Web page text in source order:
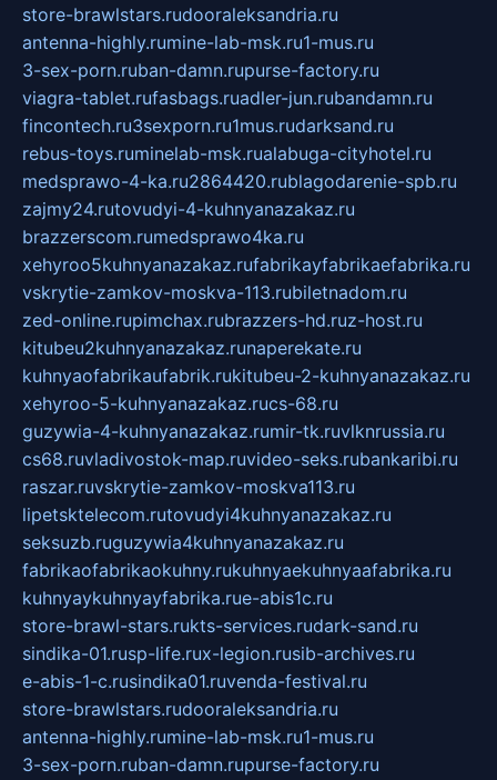
store-brawlstars.rudooraleksandria.ru
antenna-highly.rumine-lab-msk.ru1-mus.ru
3-sex-porn.ruban-damn.rupurse-factory.ru
viagra-tablet.rufasbags.ruadler-jun.rubandamn.ru
fincontech.ru3sexporn.ru1mus.rudarksand.ru
rebus-toys.ruminelab-msk.rualabuga-cityhotel.ru
medsprawo-4-ka.ru2864420.rublagodarenie-spb.ru
zajmy24.rutovudyi-4-kuhnyanazakaz.ru
brazzerscom.rumedsprawo4ka.ru
xehyroo5kuhnyanazakaz.rufabrikayfabrikaefabrika.ru
vskrytie-zamkov-moskva-113.rubiletnadom.ru
zed-online.rupimchax.rubrazzers-hd.ruz-host.ru
kitubeu2kuhnyanazakaz.runaperekate.ru
kuhnyaofabrikaufabrik.rukitubeu-2-kuhnyanazakaz.ru
xehyroo-5-kuhnyanazakaz.rucs-68.ru
guzywia-4-kuhnyanazakaz.rumir-tk.ruvlknrussia.ru
cs68.ruvladivostok-map.ruvideo-seks.rubankaribi.ru
raszar.ruvskrytie-zamkov-moskva113.ru
lipetsktelecom.rutovudyi4kuhnyanazakaz.ru
seksuzb.ruguzywia4kuhnyanazakaz.ru
fabrikaofabrikaokuhny.rukuhnyaekuhnyaafabrika.ru
kuhnyaykuhnyayfabrika.rue-abis1c.ru
store-brawl-stars.rukts-services.rudark-sand.ru
sindika-01.rusp-life.rux-legion.rusib-archives.ru
e-abis-1-c.rusindika01.ruvenda-festival.ru
store-brawlstars.rudooraleksandria.ru
antenna-highly.rumine-lab-msk.ru1-mus.ru
3-sex-porn.ruban-damn.rupurse-factory.ru